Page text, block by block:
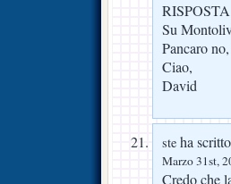
RISPOSTA
Su
Pancaro
Ciao,
David
ste ha
Marzo 31st,
Credo che